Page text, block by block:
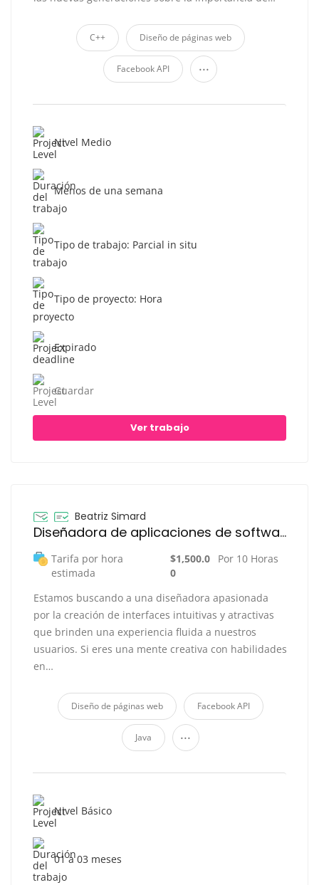
C++ Diseño de páginas web
Facebook API ...
Nivel Medio
Menos de una semana
Tipo de trabajo: Parcial in situ
Tipo de proyecto: Hora
Expirado
Guardar
Ver trabajo
Beatriz Simard
Diseñadora de aplicaciones de software
Tarifa por hora
estimada
$1,500.0
0
Por 10 Horas
Estamos buscando a una diseñadora apasionada
por la creación de interfaces intuitivas y atractivas
que brinden una experiencia fluida a nuestros
usuarios. Si eres una mente creativa con habilidades
en…
Diseño de páginas web Facebook API
Java ...
Nivel Básico
01 a 03 meses